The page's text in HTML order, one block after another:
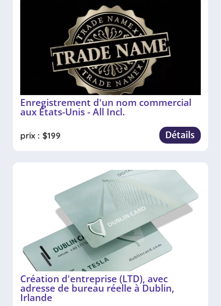
Enregistrement d'un nom commercial
aux États-Unis - All Incl.
prix : $199 Détails
Création d'entreprise (LTD), avec
adresse de bureau réelle à Dublin,
Irlande